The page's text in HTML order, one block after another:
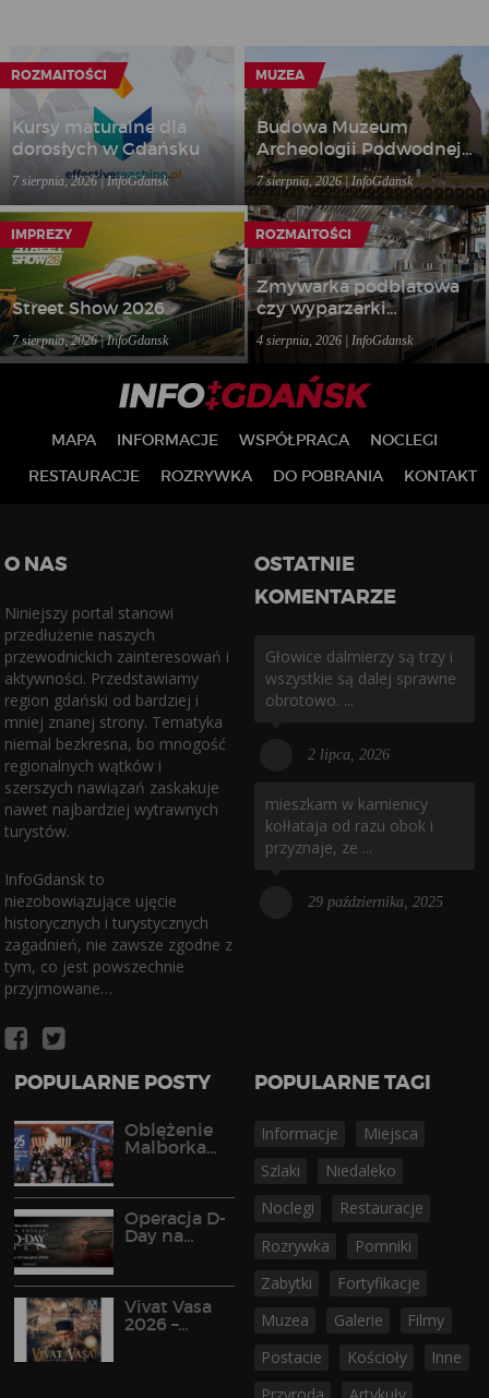
ROZMAITOŚCI
Kursy maturalne dla
dorosłych w Gdańsku
7 sierpnia, 2026 | InfoGdansk
MUZEA
Budowa Muzeum
Archeologii Podwodnej i
Rybołówstwa
Bałtyckiego w Łebie
7 sierpnia, 2026 | InfoGdansk
IMPREZY
Street Show 2026
7 sierpnia, 2026 | InfoGdansk
ROZMAITOŚCI
Zmywarka podblatowa
czy wyparzarki
gastronomiczne – jakie
rozwiązanie wybrać do
lokalu?
4 sierpnia, 2026 | InfoGdansk
MAPA INFORMACJE WSPÓŁPRACA
NOCLEGI
RESTAURACJE
ROZRYWKA DO POBRANIA KONTAKT
O NAS
Niniejszy portal stanowi
przedłużenie naszych
przewodnickich zainteresowań i
aktywności. Przedstawiamy
region gdański od bardziej i
mniej znanej strony. Tematyka
niemal bezkresna, bo mnogość
regionalnych wątków i
szerszych nawiązań zaskakuje
nawet najbardziej wytrawnych
turystów.
InfoGdansk to
niezobowiązujące ujęcie
historycznych i turystycznych
zagadnień, nie zawsze zgodne z
tym, co jest powszechnie
przyjmowane…
OSTATNIE
KOMENTARZE
Głowice dalmierzy są trzy i
wszystkie są dalej sprawne
obrotowo. ...
2 lipca, 2026
mieszkam w kamienicy
kołłataja od razu obok i
przyznaje, ze ...
29 października, 2025
POPULARNE POSTY
Oblężenie
Malborka
Operacja D-
Day na
Vivat Vasa
2026 –
POPULARNE TAGI
Informacje
Miejsca
Szlaki
Niedaleko
Noclegi
Restauracje
Rozrywka
Pomniki
Zabytki
Fortyfikacje
Muzea
Galerie
Filmy
Postacie
Kościoły
Inne